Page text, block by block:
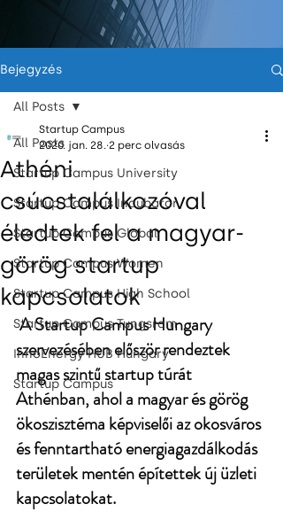
Bejegyzés
All Posts
Startup Campus University
Startup Campus Incubator
Startup Campus Global
Startup Campus Women
Startup Campus High School
Startup Campus Tungsram
InnoEnergy HUB Hungary
Startup Campus
All Posts
Athéni
csúcstalálkozóval
éledtek fel a magyar-
görög startup
kapcsolatok
Startup Campus
2020. jan. 28. 2 perc olvasás
A Startup Campus Hungary
szervezésében először rendeztek
magas szintű startup túrát
Athénban, ahol a magyar és görög
ökoszisztéma képviselői az okosváros
és fenntartható energiagazdálkodás
területek mentén építettek új üzleti
kapcsolatokat.